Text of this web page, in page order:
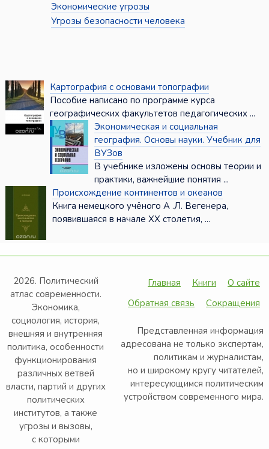
Экономические угрозы
Угрозы безопасности человека
Картография с основами топографии
Пособие написано по программе курса
географических факультетов педагогических ...
Экономическая и социальная
география. Основы науки. Учебник для
ВУЗов
В учебнике изложены основы теории и
практики, важнейшие понятия ...
Происхождение континентов и океанов
Книга немецкого учёного А .Л. Вегенера,
появившаяся в начале XX столетия, ...
2026. Политический
атлас современности.
Экономика,
социология, история,
внешняя и внутренняя
политика, особенности
функционирования
различных ветвей
власти, партий и других
политических
институтов, а также
угрозы и вызовы,
с которыми
Главная Книги
О сайте
Обратная связь
Сокращения
Представленная информация
адресована не только экспертам,
политикам и журналистам,
но и широкому кругу читателей,
интересующимся политическим
устройством современного мира.